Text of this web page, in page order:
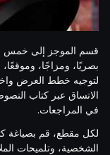
قسم الموجز إلى خمس
بصريًا، ومزاجًا، وموقعًا،
لتوجيه خطط العرض
الاتساق عبر كتاب
في المراجعات.
الشخصية، وتلميحات